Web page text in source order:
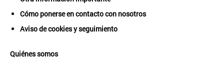
Cómo ponerse en contacto con nosotros
Aviso de cookies y seguimiento
Quiénes somos